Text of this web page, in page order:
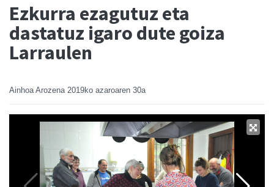
Ezkurra ezagutuz eta
dastatuz igaro dute goiza
Larraulen
Ainhoa Arozena 2019ko azaroaren 30a